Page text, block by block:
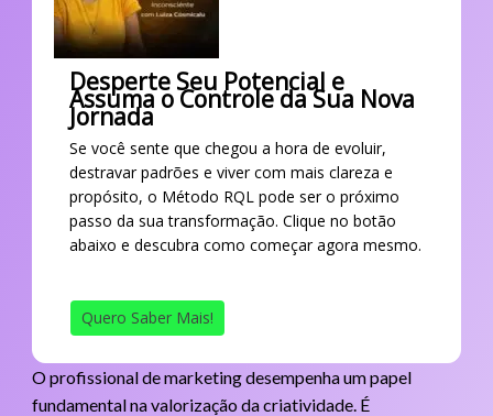
Desperte Seu Potencial e
Assuma o Controle da Sua Nova
Jornada
Se você sente que chegou a hora de evoluir,
destravar padrões e viver com mais clareza e
propósito, o Método RQL pode ser o próximo
passo da sua transformação. Clique no botão
abaixo e descubra como começar agora mesmo.
Quero Saber Mais!
O profissional de marketing desempenha um papel
fundamental na valorização da criatividade. É